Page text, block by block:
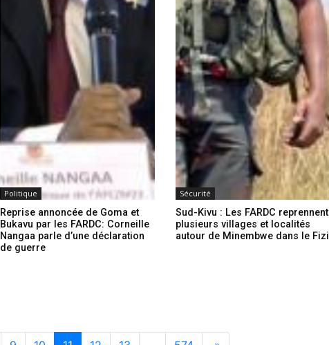
Politique
Reprise annoncée de Goma et
Bukavu par les FARDC: Corneille
Nangaa parle d’une déclaration
de guerre
Sécurité
Sud-Kivu : Les FARDC reprennent
plusieurs villages et localités
autour de Minembwe dans le Fizi